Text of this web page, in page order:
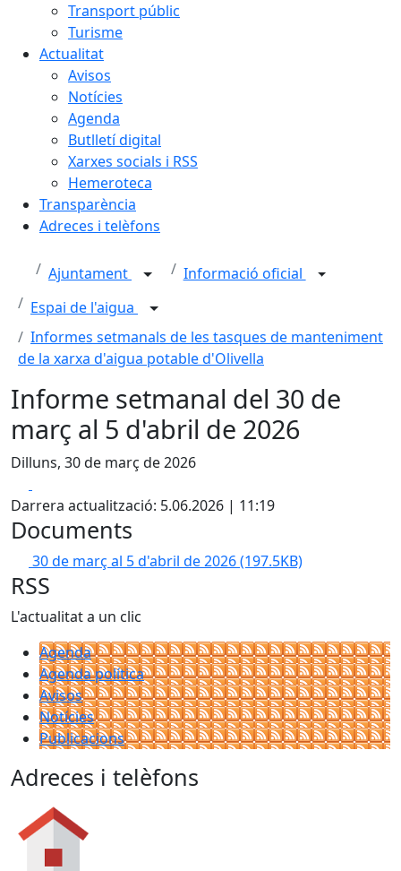
Transport públic
Turisme
Actualitat
Avisos
Notícies
Agenda
Butlletí digital
Xarxes socials i RSS
Hemeroteca
Transparència
Adreces i telèfons
Ajuntament
Informació oficial
Espai de l'aigua
Informes setmanals de les tasques de manteniment
de la xarxa d'aigua potable d'Olivella
Informe setmanal del 30 de
març al 5 d'abril de 2026
Dilluns, 30 de març de 2026
Darrera actualització: 5.06.2026 | 11:19
Documents
30 de març al 5 d'abril de 2026(197.5KB)
RSS
L'actualitat a un clic
Agenda
Agenda política
Avisos
Notícies
Publicacions
Adreces i telèfons